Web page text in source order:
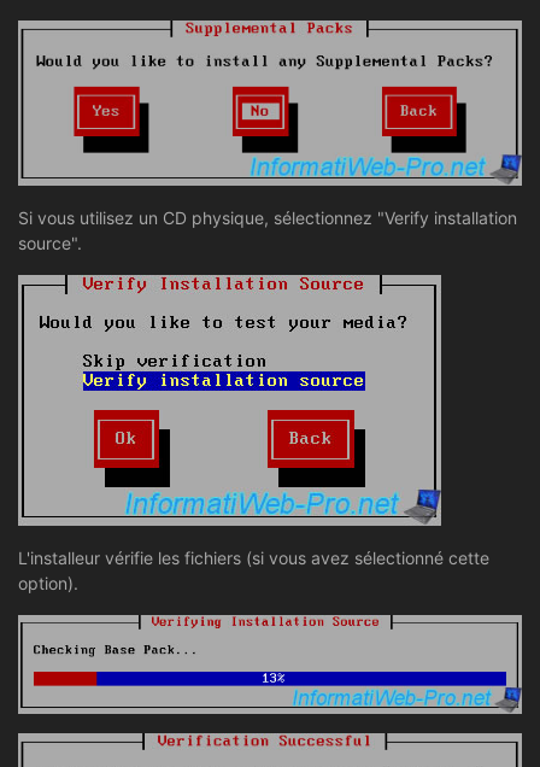
Si vous utilisez un CD physique, sélectionnez "Verify installation
source".
L'installeur vérifie les fichiers (si vous avez sélectionné cette
option).